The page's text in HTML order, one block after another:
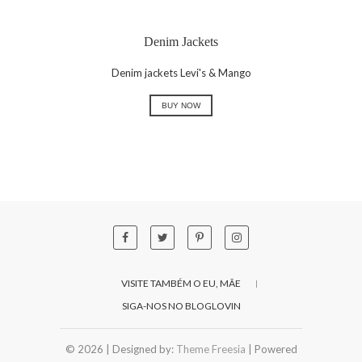
Denim Jackets
Denim jackets Levi's & Mango
BUY NOW
VISITE TAMBÉM O EU, MÃE
SIGA-NOS NO BLOGLOVIN
© 2026 | Designed by: Theme Freesia | Powered